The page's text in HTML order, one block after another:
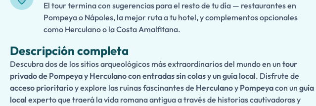
El tour termina con sugerencias para el resto de tu día — restaurantes en
Pompeya o Nápoles, la mejor ruta a tu hotel, y complementos opcionales
como Herculano o la Costa Amalfitana.
Descripción completa
Descubra dos de los sitios arqueológicos más extraordinarios del mundo en un tour
privado de Pompeya y Herculano con entradas sin colas y un guía local. Disfrute de
acceso prioritarioy explore las ruinas fascinantes de Herculanoy Pompeyacon un guía
local experto que traerá la vida romana antigua a través de historias cautivadoras y